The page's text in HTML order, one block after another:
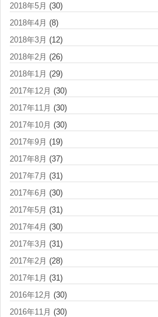
2018年5月 (30)
2018年4月 (8)
2018年3月 (12)
2018年2月 (26)
2018年1月 (29)
2017年12月 (30)
2017年11月 (30)
2017年10月 (30)
2017年9月 (19)
2017年8月 (37)
2017年7月 (31)
2017年6月 (30)
2017年5月 (31)
2017年4月 (30)
2017年3月 (31)
2017年2月 (28)
2017年1月 (31)
2016年12月 (30)
2016年11月 (30)